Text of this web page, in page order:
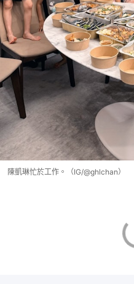
陳凱琳忙於工作。（IG/@ghlchan）